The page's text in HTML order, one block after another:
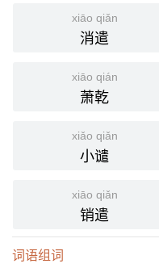
xiāo qiǎn
消遣
xiāo qián
萧乾
xiǎo qiǎn
小谴
xiāo qiǎn
销遣
词语组词